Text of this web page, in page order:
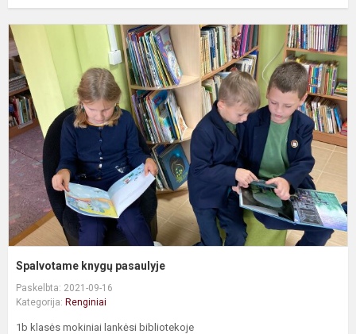
Spalvotame knygų pasaulyje
Paskelbta: 2021-09-16
Kategorija: Renginiai
1b klasės mokiniai lankėsi bibliotekoje